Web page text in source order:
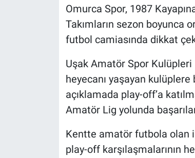
Omurca Spor, 1987
Takımların sezon boyunca
futbol camiasında dikkat
Uşak Amatör Spor Kulüpleri
heyecanı yaşayan kulüplere
açıklamada play-off’a
Amatör Lig yolunda
Kentte amatör futbola olan
play-off karşılaşmalarının